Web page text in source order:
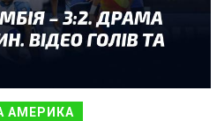
АМЕРИКА